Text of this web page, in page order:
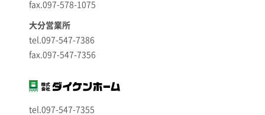
fax.097-578-1075
大分営業所
tel.097-547-7386
fax.097-547-7356
tel.097-547-7355